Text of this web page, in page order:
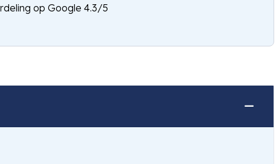
op Google 4.3/5